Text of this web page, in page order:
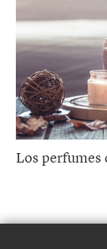
Los